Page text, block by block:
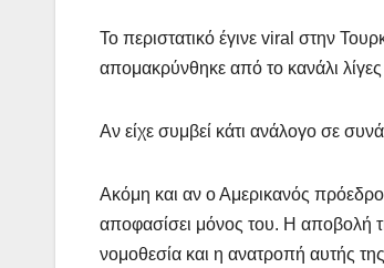
Το περιστατικό έγινε viral στην
απομακρύνθηκε από το κανάλι
Αν είχε συμβεί κάτι ανάλογο σε
Ακόμη και αν ο Αμερικανός
αποφασίσει μόνος του. Η αποβολή
νομοθεσία και η ανατροπή αυτής